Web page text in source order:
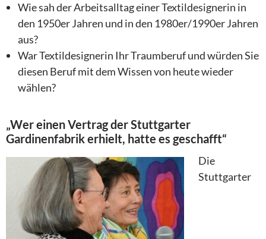
Wie sah der Arbeitsalltag einer Textildesignerin in
den 1950er Jahren und in den 1980er/1990er Jahren
aus?
War Textildesignerin Ihr Traumberuf und würden Sie
diesen Beruf mit dem Wissen von heute wieder
wählen?
„Wer einen Vertrag der Stuttgarter
Gardinenfabrik erhielt, hatte es geschafft“
Die
Stuttgarter